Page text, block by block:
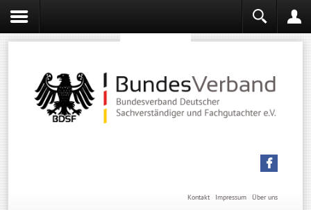
Über uns
Impressum
Kontakt